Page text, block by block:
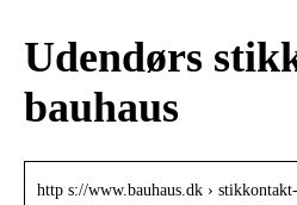
Udendørs
bauhaus
http s://www.bauhaus.dk ›